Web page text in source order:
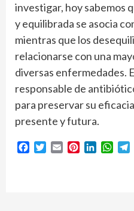
investigar, hoy sabemos
y equilibrada se asocia
mientras que los
relacionarse con una
diversas enfermedades.
responsable de
para preservar su
presente y futura.
Facebook
Twitter
Email PinterestLinkedIn